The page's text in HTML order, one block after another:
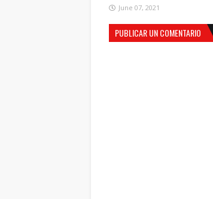
June 07, 2021
PUBLICAR UN COMENTARIO